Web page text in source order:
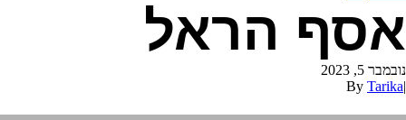
אסף הראל
נובמבר 5, 2023
|
By Tarika